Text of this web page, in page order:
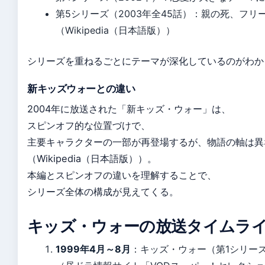
第5シリーズ（2003年全45話）：親の死、フリ
（Wikipedia（日本語版））
シリーズを重ねるごとにテーマが深化しているのがわ
新キッズウォーとの違い
2004年に放送された「新キッズ・ウォー」は、
スピンオフ的な位置づけで、
主要キャラクターの一部が再登場するが、物語の軸は
（Wikipedia（日本語版））。
本編とスピンオフの違いを理解することで、
シリーズ全体の構成が見えてくる。
キッズ・ウォーの放送タイムラ
1999年4月～8月 ：キッズ・ウォー（第1シリー